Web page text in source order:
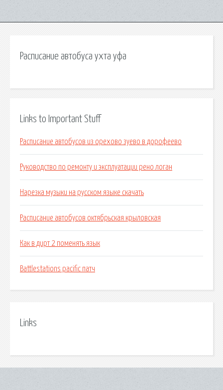
Расписание автобуса ухта уфа
Links to Important Stuff
Расписание автобусов из орехово зуево в дорофеево
Руководство по ремонту и эксплуатации рено логан
Нарезка музыки на русском языке скачать
Расписание автобусов октябрьская крыловская
Как в дирт 2 поменять язык
Battlestations pacific патч
Links